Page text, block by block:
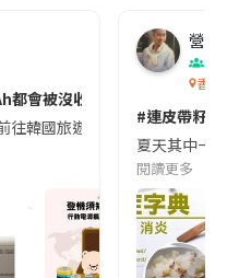
都會被沒收😱出發前切記檢查
往韓國旅遊的民眾，近期要
營養
香港
#連皮帶籽
夏天其中一
閱讀更多